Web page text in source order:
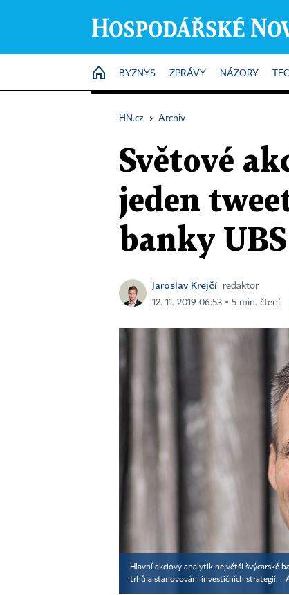
HOME
BYZNYS ZPRÁVY NÁZORY
HN.cz › Archiv
Světové
jeden
banky UBS
Jaroslav Krejčí
redaktor
12. 11. 2019 06:53 ▪ 5 min. čtení
Hlavní akciový analytik největší švýcarské
trhů a stanovování investičních strategií.